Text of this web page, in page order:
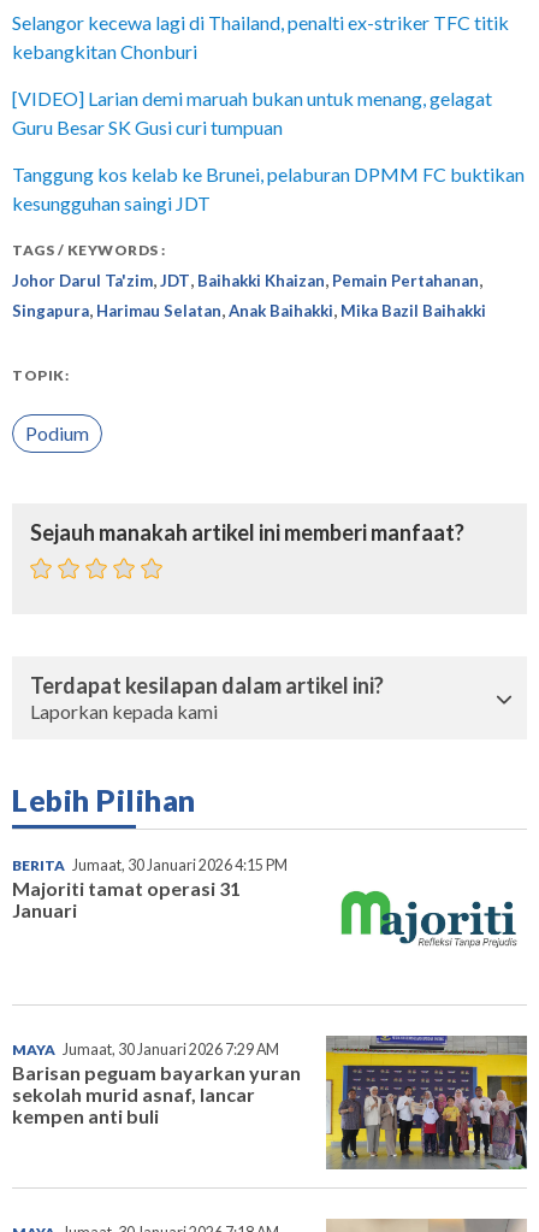
Selangor kecewa lagi di Thailand, penalti ex-striker TFC titik
kebangkitan Chonburi
[VIDEO] Larian demi maruah bukan untuk menang, gelagat
Guru Besar SK Gusi curi tumpuan
Tanggung kos kelab ke Brunei, pelaburan DPMM FC buktikan
kesungguhan saingi JDT
TAGS / KEYWORDS :
Johor Darul Ta'zim,JDT, Baihakki Khaizan, Pemain Pertahanan,
Singapura, Harimau Selatan,Anak Baihakki, Mika Bazil Baihakki
TOPIK:
Podium
Sejauh manakah artikel ini memberi manfaat?
Terdapat kesilapan dalam artikel ini?
Laporkan kepada kami
Lebih Pilihan
BERITA Jumaat, 30 Januari 2026 4:15 PM
Majoriti tamat operasi 31
Januari
MAYA Jumaat, 30 Januari 2026 7:29 AM
Barisan peguam bayarkan yuran
sekolah murid asnaf, lancar
kempen anti buli